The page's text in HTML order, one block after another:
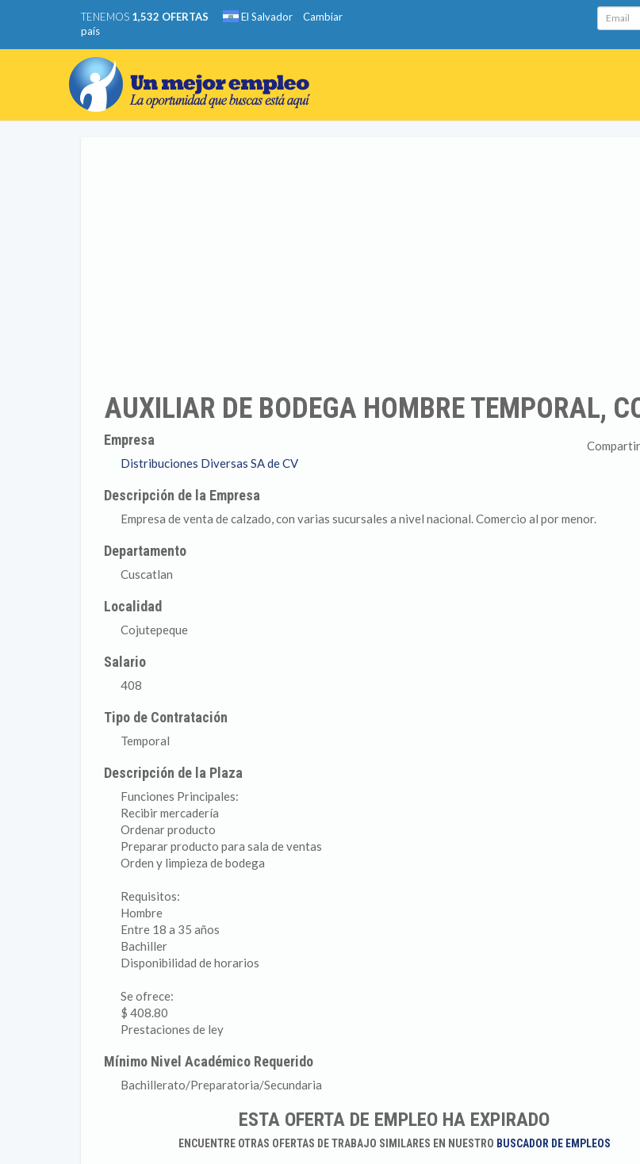
TENEMOS 1,532 OFERTAS El Salvador
Cambiar
país
Email
AUXILIAR DE BODEGA HOMBRE TEMPORAL,
Compartir
Empresa
Distribuciones Diversas SA de CV
Descripción de la Empresa
Empresa de venta de calzado, con varias sucursales a nivel nacional. Comercio al por menor.
Departamento
Cuscatlan
Localidad
Cojutepeque
Salario
408
Tipo de Contratación
Temporal
Descripción de la Plaza
Funciones Principales:
Recibir mercadería
Ordenar producto
Preparar producto para sala de ventas
Orden y limpieza de bodega
Requisitos:
Hombre
Entre 18 a 35 años
Bachiller
Disponibilidad de horarios
Se ofrece:
$ 408.80
Prestaciones de ley
Mínimo Nivel Académico Requerido
Bachillerato/Preparatoria/Secundaria
ESTA OFERTA DE EMPLEO HA EXPIRADO
ENCUENTRE OTRAS OFERTAS DE TRABAJO SIMILARES EN NUESTRO BUSCADOR DE EMPLEOS